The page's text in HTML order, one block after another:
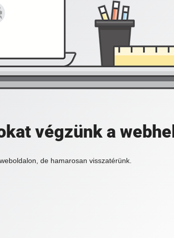
végzünk a
de hamarosan visszatérünk.